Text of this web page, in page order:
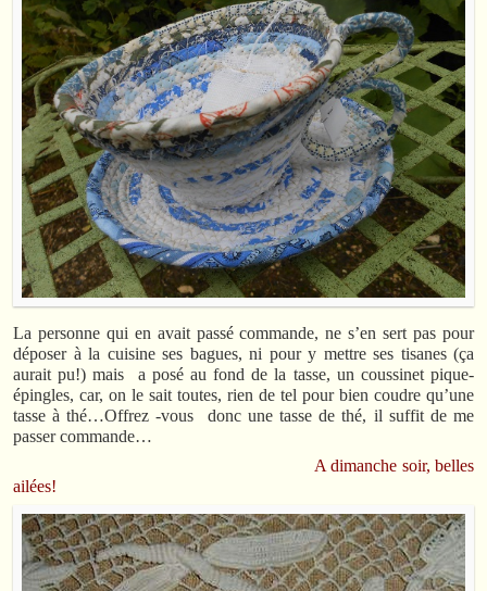
La personne qui en avait passé commande, ne s’en sert pas pour
déposer à la cuisine ses bagues, ni pour y mettre ses tisanes (ça
aurait pu!) mais a posé au fond de la tasse, un coussinet pique-
épingles, car, on le sait toutes, rien de tel pour bien coudre qu’une
tasse à thé…Offrez -vous donc une tasse de thé, il suffit de me
passer commande…
A dimanche soir, belles
ailées!